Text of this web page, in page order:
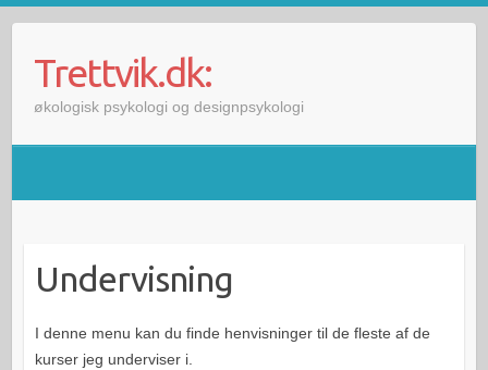
Trettvik.dk:
økologisk psykologi og designpsykologi
Undervisning
I denne menu kan du finde henvisninger til de fleste af de
kurser jeg underviser i.